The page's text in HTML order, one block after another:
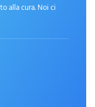
alla cura. Noi ci